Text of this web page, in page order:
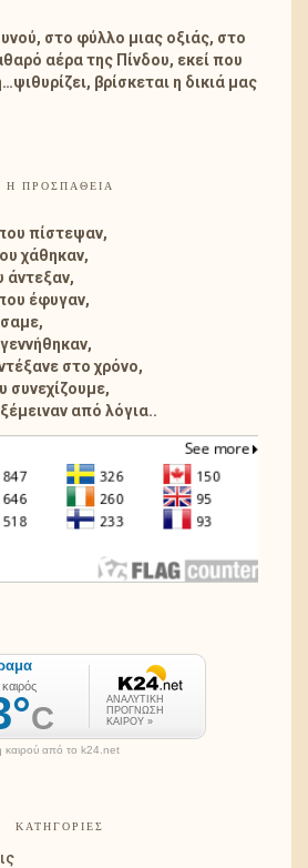
στο φύλλο μιας οξιάς, στο
αέρα της Πίνδου, εκεί που
βρίσκεται η δικιά μας
Η ΠΡΟΣΠΑΘΕΙΑ
πίστεψαν,
χάθηκαν,
άντεξαν,
έφυγαν,
στο χρόνο,
συνεχίζουμε,
από λόγια..
από το k24.net
ΚΑΤΗΓΟΡΊΕΣ